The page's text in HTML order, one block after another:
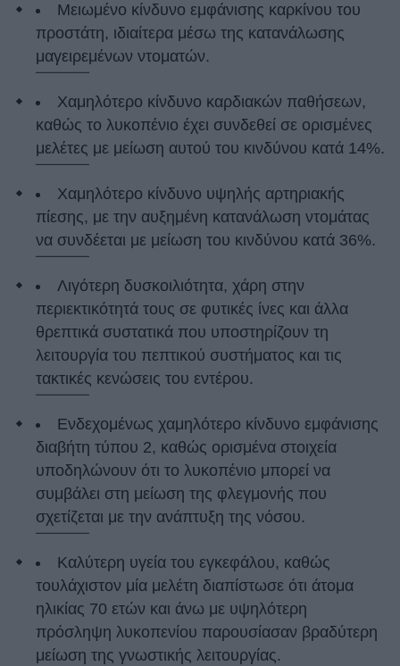
Μειωμένο κίνδυνο εμφάνισης καρκίνου του
προστάτη, ιδιαίτερα μέσω της κατανάλωσης
μαγειρεμένων ντοματών.
Χαμηλότερο κίνδυνο καρδιακών παθήσεων,
καθώς το λυκοπένιο έχει συνδεθεί σε ορισμένες
μελέτες με μείωση αυτού του κινδύνου κατά 14%.
Χαμηλότερο κίνδυνο υψηλής αρτηριακής
πίεσης, με την αυξημένη κατανάλωση ντομάτας
να συνδέεται με μείωση του κινδύνου κατά 36%.
Λιγότερη δυσκοιλιότητα, χάρη στην
περιεκτικότητά τους σε φυτικές ίνες και άλλα
θρεπτικά συστατικά που υποστηρίζουν τη
λειτουργία του πεπτικού συστήματος και τις
τακτικές κενώσεις του εντέρου.
Ενδεχομένως χαμηλότερο κίνδυνο εμφάνισης
διαβήτη τύπου 2, καθώς ορισμένα στοιχεία
υποδηλώνουν ότι το λυκοπένιο μπορεί να
συμβάλει στη μείωση της φλεγμονής που
σχετίζεται με την ανάπτυξη της νόσου.
Καλύτερη υγεία του εγκεφάλου, καθώς
τουλάχιστον μία μελέτη διαπίστωσε ότι άτομα
ηλικίας 70 ετών και άνω με υψηλότερη
πρόσληψη λυκοπενίου παρουσίασαν βραδύτερη
μείωση της γνωστικής λειτουργίας.